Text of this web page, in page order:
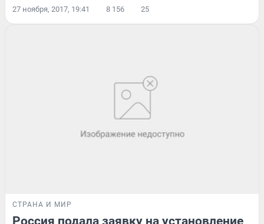
27 ноября, 2017, 19:41 8 156 25
СТРАНА И МИР
Россия подала заявку на установление